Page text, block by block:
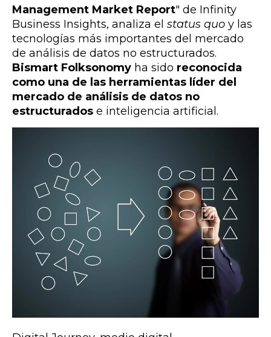
Management Market Report" de Infinity
Business Insights, analiza el status quo y las
tecnologías más importantes del mercado
de análisis de datos no estructurados.
Bismart Folksonomy ha sido reconocida
como una de las herramientas líder del
mercado de análisis de datos no
estructurados e inteligencia artificial.